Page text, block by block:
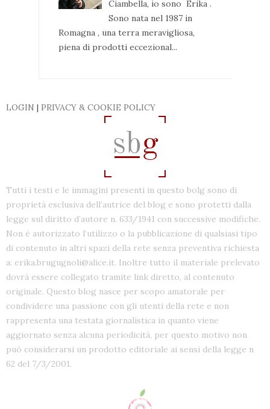
Ciambella, io sono Erika .
Sono nata nel 1987 in
Romagna , una terra meravigliosa,
piena di prodotti eccezional...
LOGIN | PRIVACY & COOKIE POLICY
Tutti i testi e le immagini presenti in questo bolg sono di
proprietà esclusiva dell’autrice del blog e sono protetti dalla
legge sul diritto d’autore n. 633/1941 con successive modifiche.
Non è autorizzato l’utilizzo o la pubblicazione di qualsiasi tipo
di contenuto in altri spazi della rete senza preventiva richiesta
a: erika.brugugnoli@alice.it. Inoltre tutto il materiale prelevato
dovrà essere collegato tramite link diretto, al contenuto
originale. Questo blog nasce per scopo amatorale per
condividere una passione con gli utenti della rete e non
rappresenta una testata giornalistica in quanto viene
aggiornato senza alcuna periodicità, per questo motivo non
può considerarsi un prodotto editoriale ai sensi della legge n
62 del 7/3/2001.